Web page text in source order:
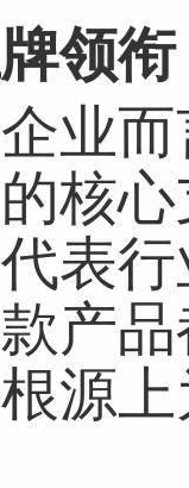
领
而
核
表
产
源